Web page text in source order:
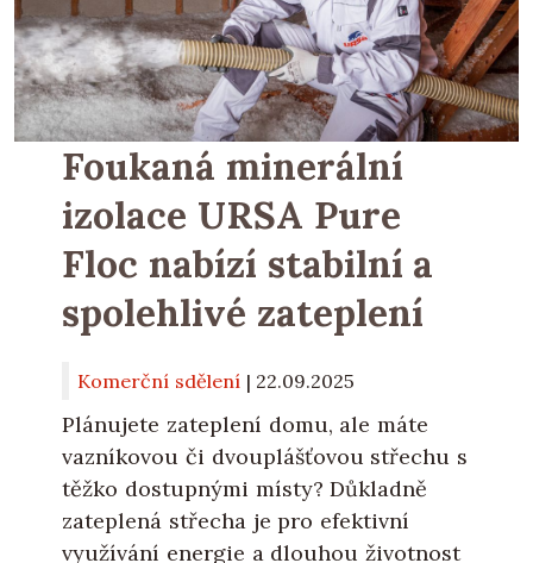
Foukaná minerální
izolace URSA Pure
Floc nabízí stabilní a
spolehlivé zateplení
Komerční sdělení | 22.09.2025
Plánujete zateplení domu, ale máte
vazníkovou či dvouplášťovou střechu s
těžko dostupnými místy? Důkladně
zateplená střecha je pro efektivní
využívání energie a dlouhou životnost